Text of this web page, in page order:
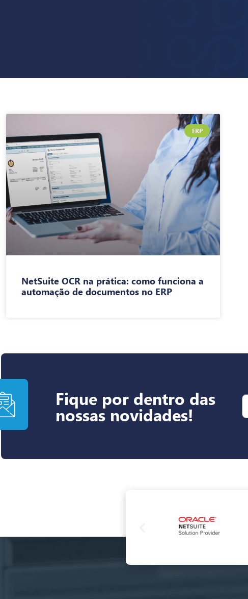
ERP
NetSuite OCR na prática: como funciona a
automação de documentos no ERP
Fique por dentro das
nossas novidades!